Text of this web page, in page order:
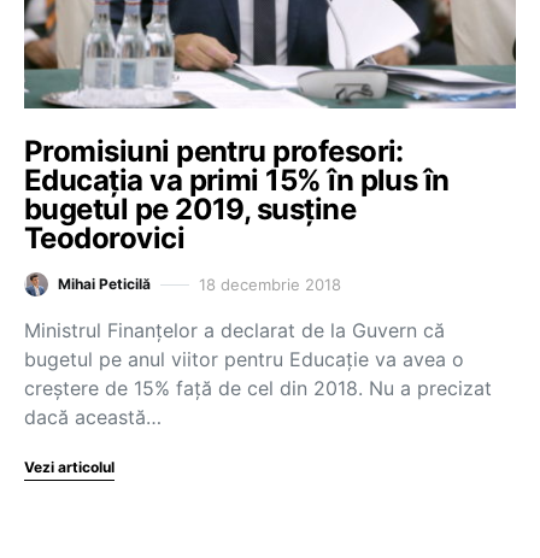
Promisiuni pentru profesori:
Educația va primi 15% în plus în
bugetul pe 2019, susține
Teodorovici
Mihai Peticilă 18 decembrie 2018
Ministrul Finanțelor a declarat de la Guvern că
bugetul pe anul viitor pentru Educație va avea o
creștere de 15% față de cel din 2018. Nu a precizat
dacă această…
Vezi articolul